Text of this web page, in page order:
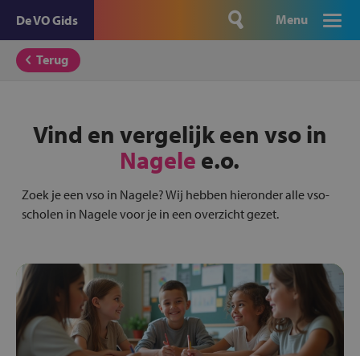
De VO Gids Menu
Terug
Vind en vergelijk een vso in
Nagele e.o.
Zoek je een vso in Nagele? Wij hebben hieronder alle vso-
scholen in Nagele voor je in een overzicht gezet.